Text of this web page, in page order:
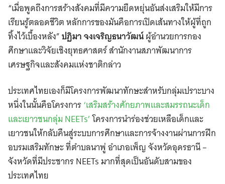
“เมื่อพูดถึงการสร้างสังคมที่มีความยืดหยุ่นอันส่งเสริมให้มีการ
เรียนรู้ตลอดชีวิต หลักการของมันคือการเปิดเส้นทางให้ผู้ที่ถูก
ทิ้งไว้เบื้องหลัง”ปฏิมา จงเจริญธนาวัฒน์ผู้อำนวยการกอง
ศึกษาและวิจัยเชิงยุทธศาสตร์ สำนักงานสภาพัฒนาการ
เศรษฐกิจและสังคมแห่งชาติกล่าว
ประเทศไทยเองก็มีโครงการพัฒนาทักษะสำหรับกลุ่มเปราะบาง
หนึ่งในนั้นคือโครงการ‘เสริมสร้างศักยภาพและสมรรถนะเด็ก
และเยาวชนกลุ่ม NEETs’โครงการนำร่องช่วยเหลือเด็กและ
เยาวชนให้กลับคืนสู่ระบบการศึกษาและการจ้างงานผ่านการฝึก
อบรมเสริมทักษะ ที่ตำบลนาพู่ อำเภอเพ็ญ จังหวัดอุดรธานี –
จังหวัดที่มีประชากร NEETs มากที่สุดเป็นอันดับสามของ
ประเทศไทย